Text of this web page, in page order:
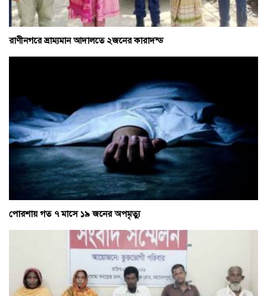
রাণীনগরে ভ্রাম্যমান আদালতে ২জনের কারাদন্ড
পোরশায় গত ৭ মাসে ১৯ জনের অপমৃত্যু